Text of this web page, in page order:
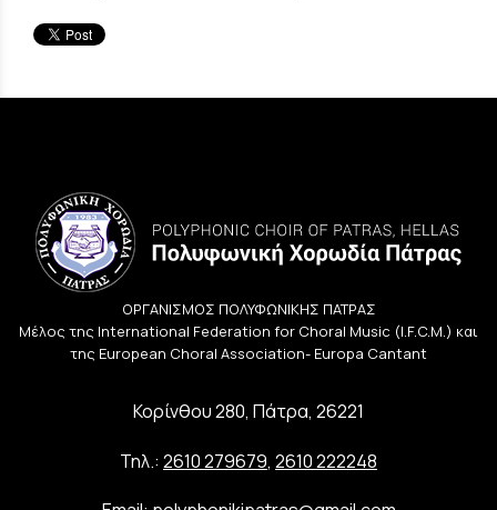
ΟΡΓΑΝΙΣΜΟΣ ΠΟΛΥΦΩΝΙΚΗΣ ΠΑΤΡΑΣ
Μέλος της International Federation for Choral Music (I.F.C.M.) και
της European Choral Association- Europa Cantant
Κορίνθου 280, Πάτρα, 26221
Τηλ.: 2610 279679, 2610 222248